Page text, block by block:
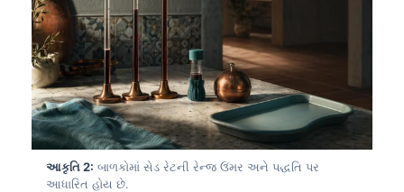
આકૃતિ 2: બાળકોમાં સેડ રેટની રેન્જ ઉંમર અને પદ્ધતિ પર
આધારિત હોય છે.